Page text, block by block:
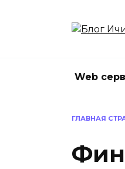
Web
ГЛАВНАЯ